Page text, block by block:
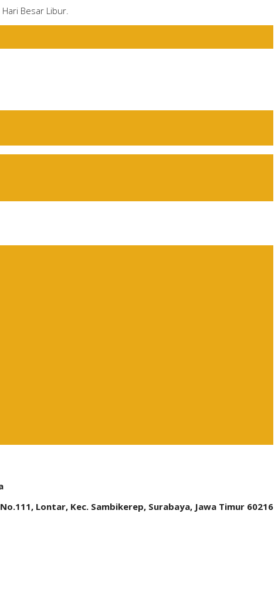
Besar Libur.
Lontar, Kec. Sambikerep, Surabaya, Jawa Timur 60216